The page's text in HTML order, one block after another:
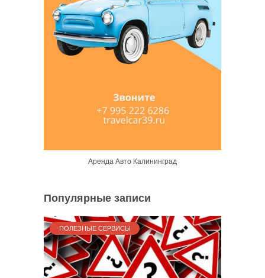
Аренда Авто Калининград
Популярные записи
ПОЛЕЗНЫЕ СЕРВИСЫ